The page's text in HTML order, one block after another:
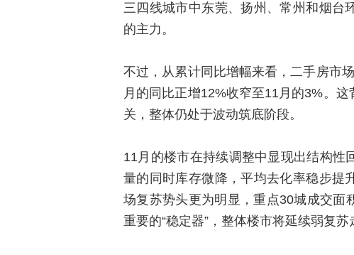
三四线城市中东莞、扬州、常州和烟台
的主力。
不过，从累计同比增幅来看，二手房市
月的同比正增12%收窄至11月的3%。
关，整体仍处于波动筑底阶段。
11月的楼市在持续调整中显现出结构性
量的同时库存微降，平均去化率稳步提
场复苏势头更为明显，重点30城成交面
重要的“稳定器”，整体楼市将延续弱复苏